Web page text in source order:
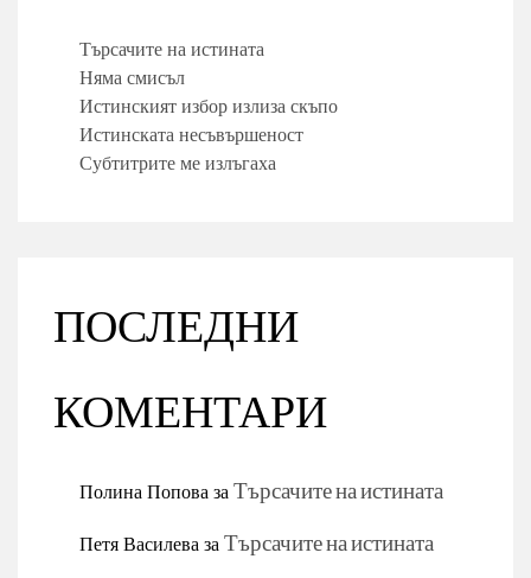
Търсачите на истината
Няма смисъл
Истинският избор излиза скъпо
Истинската несъвършеност
Субтитрите ме излъгаха
ПОСЛЕДНИ
КОМЕНТАРИ
Полина ПоповазаТърсачите на истината
Петя ВасилевазаТърсачите на истината